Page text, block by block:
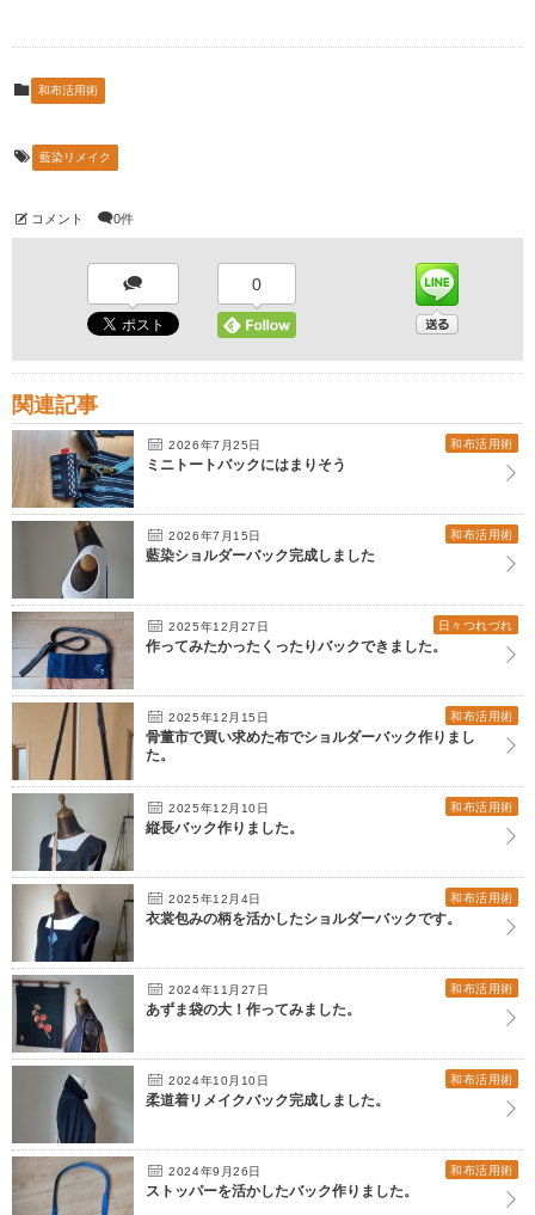
和布活用術
藍染リメイク
コメント 0件
0
関連記事
2026年7月25日 和布活用術
ミニトートバックにはまりそう
2026年7月15日 和布活用術
藍染ショルダーバック完成しました
2025年12月27日 日々つれづれ
作ってみたかったくったりバックできました。
2025年12月15日 和布活用術
骨董市で買い求めた布でショルダーバック作りまし
た。
2025年12月10日 和布活用術
縦長バック作りました。
2025年12月4日 和布活用術
衣裳包みの柄を活かしたショルダーバックです。
2024年11月27日 和布活用術
あずま袋の大！作ってみました。
2024年10月10日 和布活用術
柔道着リメイクバック完成しました。
2024年9月26日 和布活用術
ストッパーを活かしたバック作りました。